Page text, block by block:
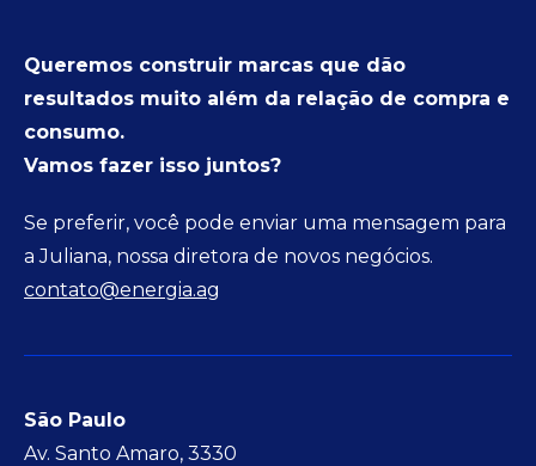
Queremos construir marcas que dão
resultados muito além da relação de compra e
consumo.
Vamos fazer isso juntos?
Se preferir, você pode enviar uma mensagem para
a Juliana, nossa diretora de novos negócios.
contato@energia.ag
São Paulo
Av. Santo Amaro, 3330